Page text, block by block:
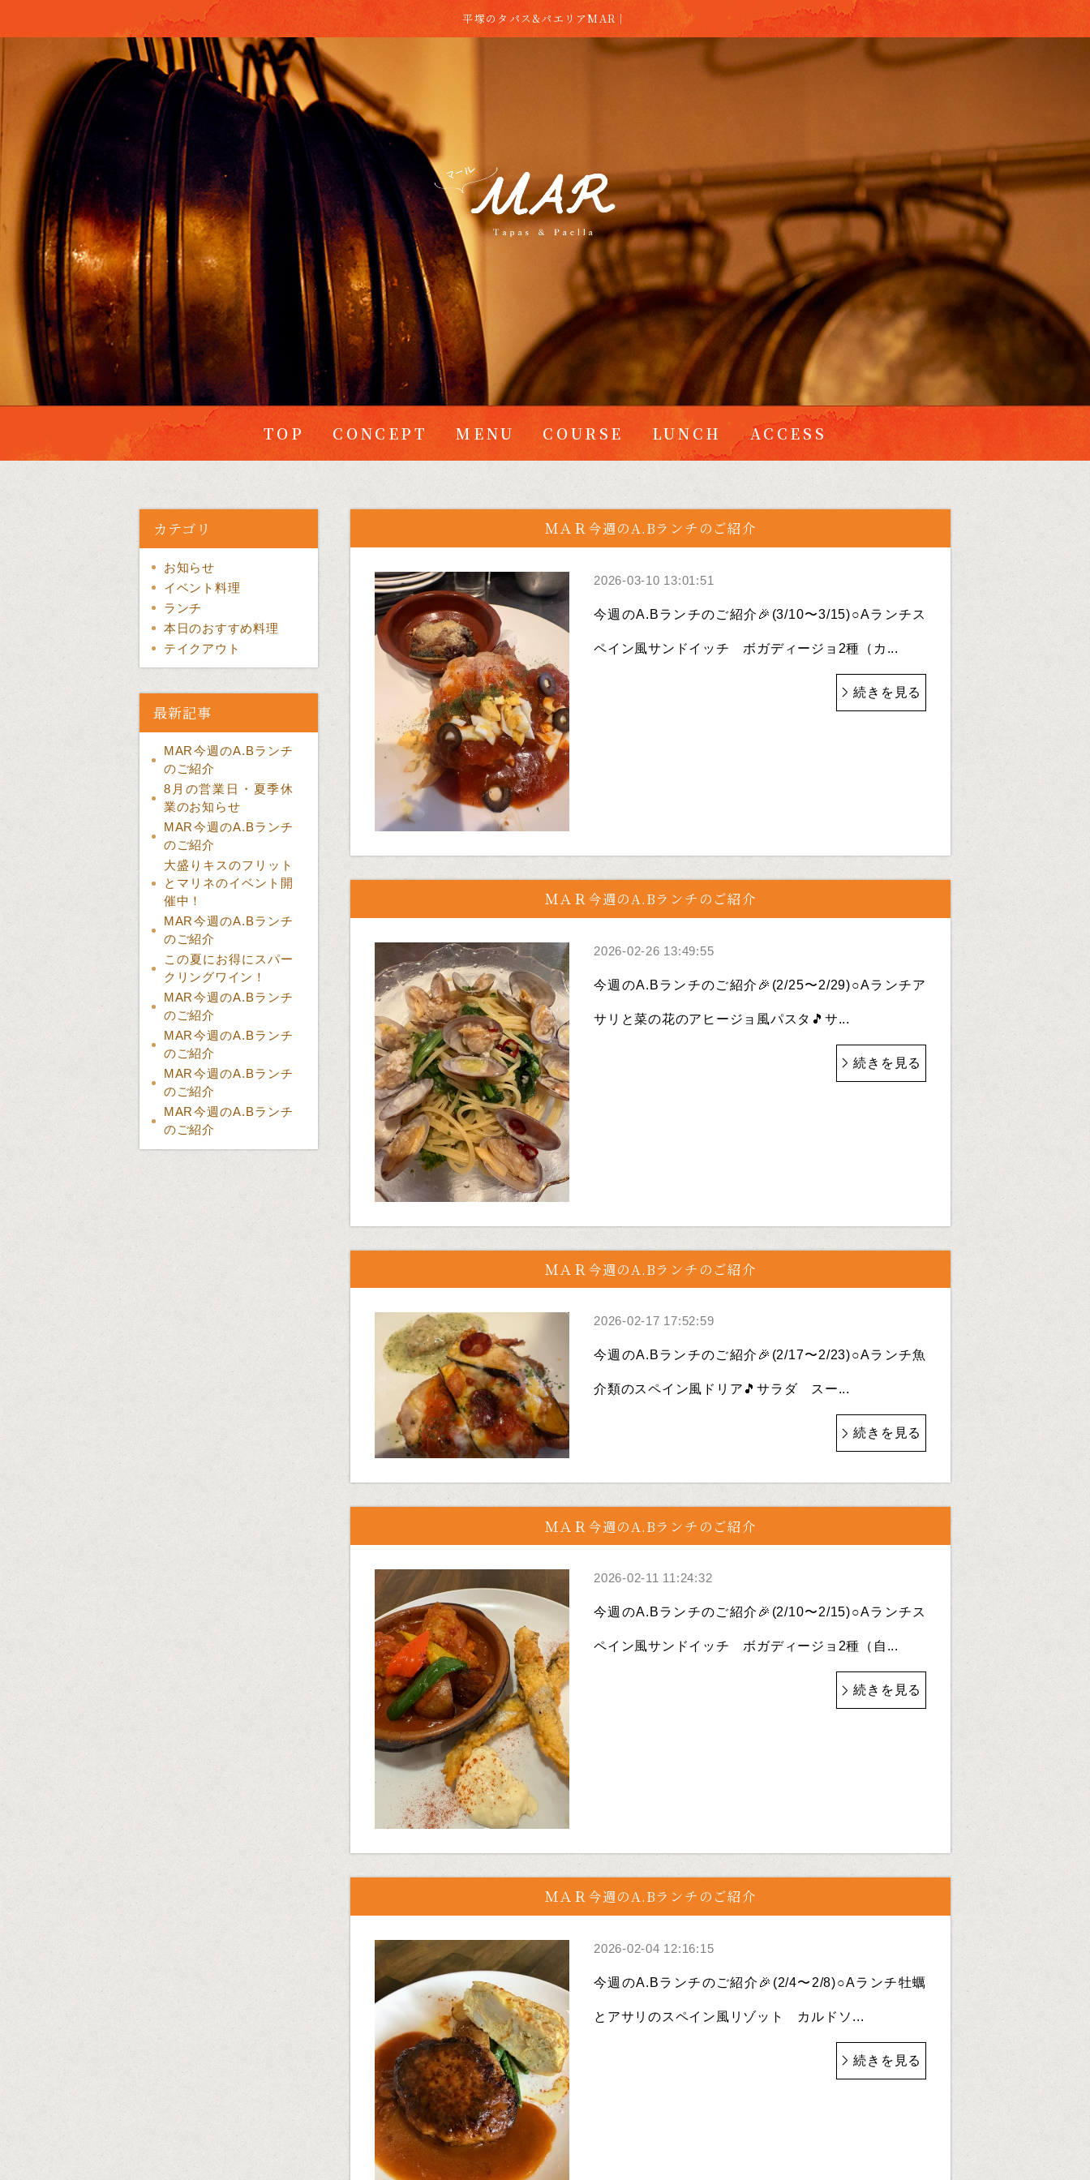
平塚のタパス&パエリアMAR｜
TOP CONCEPT MENU COURSE LUNCH ACCESS
カテゴリ
お知らせ
イベント料理
ランチ
本日のおすすめ料理
テイクアウト
最新記事
MAR今週のA.Bランチ
のご紹介
8月の営業日・夏季休
業のお知らせ
MAR今週のA.Bランチ
のご紹介
大盛りキスのフリット
とマリネのイベント開
催中！
MAR今週のA.Bランチ
のご紹介
この夏にお得にスパー
クリングワイン！
MAR今週のA.Bランチ
のご紹介
MAR今週のA.Bランチ
のご紹介
MAR今週のA.Bランチ
のご紹介
MAR今週のA.Bランチ
のご紹介
ＭＡＲ今週のA.Bランチのご紹介
2026-03-10 13:01:51
今週のA.Bランチのご紹介🎉(3/10〜3/15)○Aランチス
ペイン風サンドイッチ ボガディージョ2種（カ...
続きを見る
ＭＡＲ今週のA.Bランチのご紹介
2026-02-26 13:49:55
今週のA.Bランチのご紹介🎉(2/25〜2/29)○Aランチア
サリと菜の花のアヒージョ風パスタ🎵サ...
続きを見る
ＭＡＲ今週のA.Bランチのご紹介
2026-02-17 17:52:59
今週のA.Bランチのご紹介🎉(2/17〜2/23)○Aランチ魚
介類のスペイン風ドリア🎵サラダ スー...
続きを見る
ＭＡＲ今週のA.Bランチのご紹介
2026-02-11 11:24:32
今週のA.Bランチのご紹介🎉(2/10〜2/15)○Aランチス
ペイン風サンドイッチ ボガディージョ2種（自...
続きを見る
ＭＡＲ今週のA.Bランチのご紹介
2026-02-04 12:16:15
今週のA.Bランチのご紹介🎉(2/4〜2/8)○Aランチ牡蠣
とアサリのスペイン風リゾット カルドソ...
続きを見る